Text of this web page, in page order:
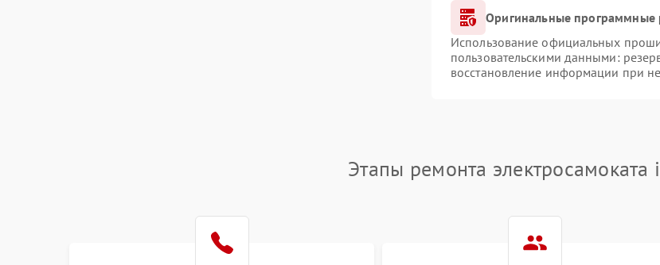
Оригинальные программные
Использование официальных
пользовательскими данными:
восстановление информации при
Этапы ремонта электросамоката